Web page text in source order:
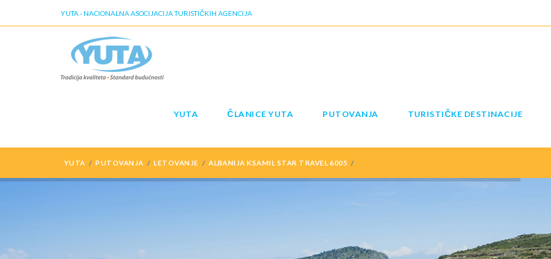
YUTA - NACIONALNA ASOCIJACIJA TURISTIČKIH AGENCIJA
YUTA ČLANICE YUTA PUTOVANJA TURISTIČKE DESTINACIJE
YUTA PUTOVANJA LETOVANJE ALBANIJA KSAMIL STAR TRAVEL 6005